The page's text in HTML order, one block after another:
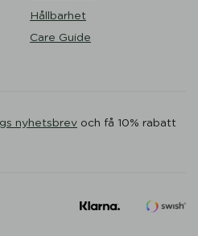
Hållbarhet
Care Guide
nyhetsbrev och få 10% rabatt